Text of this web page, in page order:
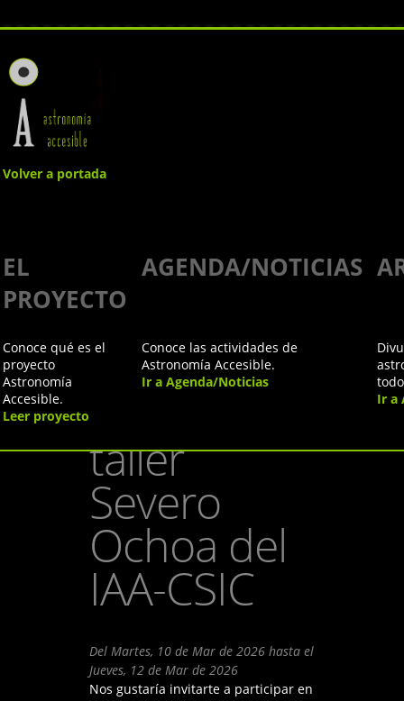
Volver a portada
EL
PROYECTO
AGENDA/NOTICIAS
Conoce qué es el
proyecto
Astronomía
Accesible.
Leer proyecto
Conoce las actividades de
Astronomía Accesible.
Ir a Agenda/Noticias
Ir a
Igualdad,
Diversidad
e Inclusión
en la
taller
Severo
Ochoa del
IAA-CSIC
Del Martes, 10 de Mar de 2026 hasta el
Jueves, 12 de Mar de 2026
Nos gustaría invitarte a participar en